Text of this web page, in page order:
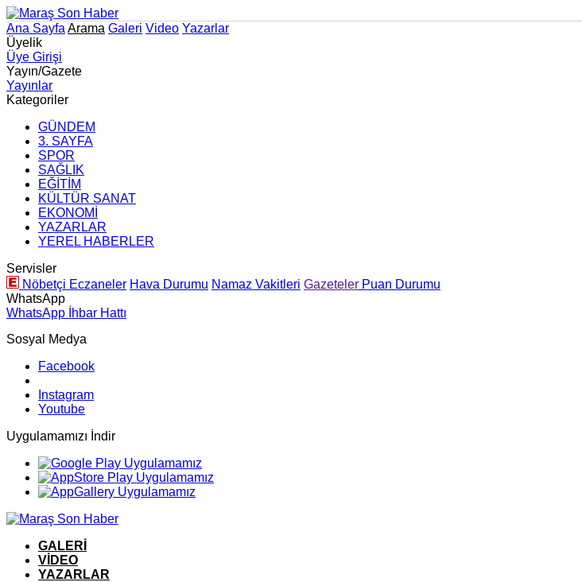
Ana Sayfa Arama Galeri Video Yazarlar
Üyelik
Üye Girişi
Yayın/Gazete
Yayınlar
Kategoriler
GÜNDEM
3. SAYFA
SPOR
SAĞLIK
EĞİTİM
KÜLTÜR SANAT
EKONOMİ
YAZARLAR
YEREL HABERLER
Servisler
Nöbetçi Eczaneler Hava Durumu Namaz Vakitleri Gazeteler Puan Durumu
WhatsApp
WhatsApp İhbar Hattı
Sosyal Medya
Facebook
Instagram
Youtube
Uygulamamızı İndir
GALERİ
VİDEO
YAZARLAR